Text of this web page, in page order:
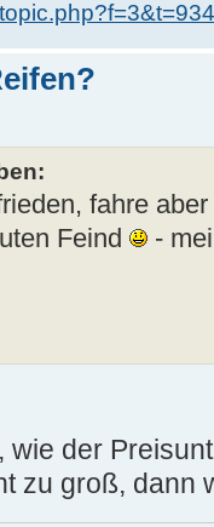
fahre
Feind
-
wie der
zu groß, dann